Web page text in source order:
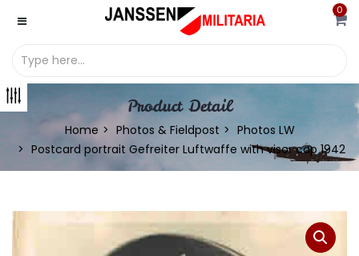
0
Product Detail
Home Photos & Fieldpost
Photos LW
Postcard portrait Gefreiter Luftwaffe with visor cap 1942